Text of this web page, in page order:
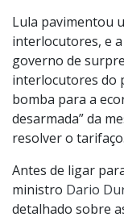
Lula pavimentou
interlocutores, e
governo de
interlocutores do
bomba para a
desarmada” da
resolver o tarifaço.
Antes de ligar
ministro Dario
detalhado sobre